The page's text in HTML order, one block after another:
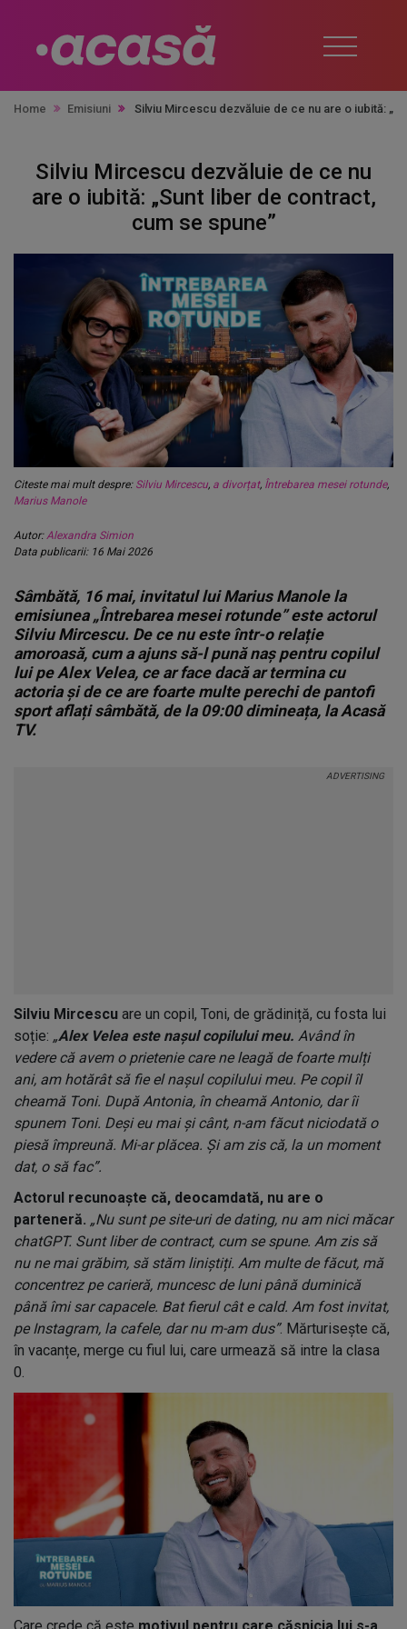
Home Emisiuni Silviu Mircescu dezvăluie de ce nu are o iubită:
Silviu Mircescu dezvăluie de ce nu
are o iubită: „Sunt liber de contract,
cum se spune”
Citeste mai mult despre: Silviu Mircescu, a divorțat, Întrebarea mesei rotunde,
Marius Manole
Autor:Alexandra Simion
Data publicarii: 16 Mai 2026
Sâmbătă, 16 mai, invitatul lui Marius Manole la
emisiunea „Întrebarea mesei rotunde” este actorul
Silviu Mircescu. De ce nu este într-o relație
amoroasă, cum a ajuns să-l pună naș pentru copilul
lui pe Alex Velea, ce ar face dacă ar termina cu
actoria și de ce are foarte multe perechi de pantofi
sport aflați sâmbătă, de la 09:00 dimineața, la Acasă
TV.
Silviu Mircescu are un copil, Toni, de grădiniță, cu fosta lui
soție: „Alex Velea este nașul copilului meu. Având în
vedere că avem o prietenie care ne leagă de foarte mulți
ani, am hotărât să fie el nașul copilului meu. Pe copil îl
cheamă Toni. După Antonia, în cheamă Antonio, dar îi
spunem Toni. Deși eu mai și cânt, n-am făcut niciodată o
piesă împreună. Mi-ar plăcea. Și am zis că, la un moment
dat, o să fac”.
Actorul recunoaște că, deocamdată, nu are o
parteneră. „Nu sunt pe site-uri de dating, nu am nici măcar
chatGPT. Sunt liber de contract, cum se spune. Am zis să
nu ne mai grăbim, să stăm liniștiți. Am multe de făcut, mă
concentrez pe carieră, muncesc de luni până duminică
până îmi sar capacele. Bat fierul cât e cald. Am fost invitat,
pe Instagram, la cafele, dar nu m-am dus”. Mărturisește că,
în vacanțe, merge cu fiul lui, care urmează să intre la clasa
0.